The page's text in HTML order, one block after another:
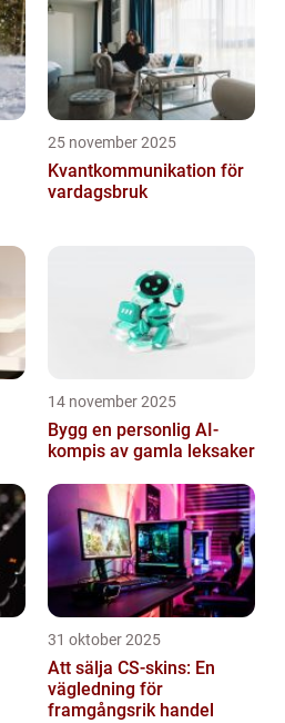
25 november 2025
Kvantkommunikation för
vardagsbruk
14 november 2025
Bygg en personlig AI-
kompis av gamla leksaker
31 oktober 2025
Att sälja CS-skins: En
vägledning för
framgångsrik handel